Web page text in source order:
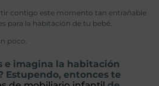
contigo este momento tan entrañable
para la habitación de tu bebé.
poco.
e imagina la habitación
Estupendo, entonces te